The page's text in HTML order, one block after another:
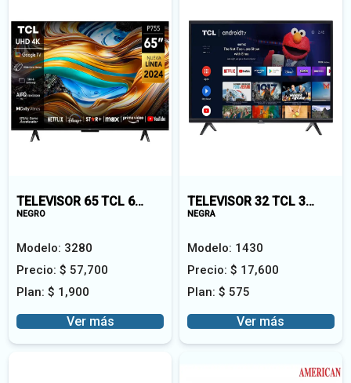
TELEVISOR 65 TCL 65C655A QLED
NEGRO
Modelo: 3280
Precio:$ 57,700
Plan:$ 1,900
Ver más
TELEVISOR 32 TCL 32S5400AF
NEGRA
Modelo: 1430
Precio: $ 17,600
Plan: $ 575
Ver más